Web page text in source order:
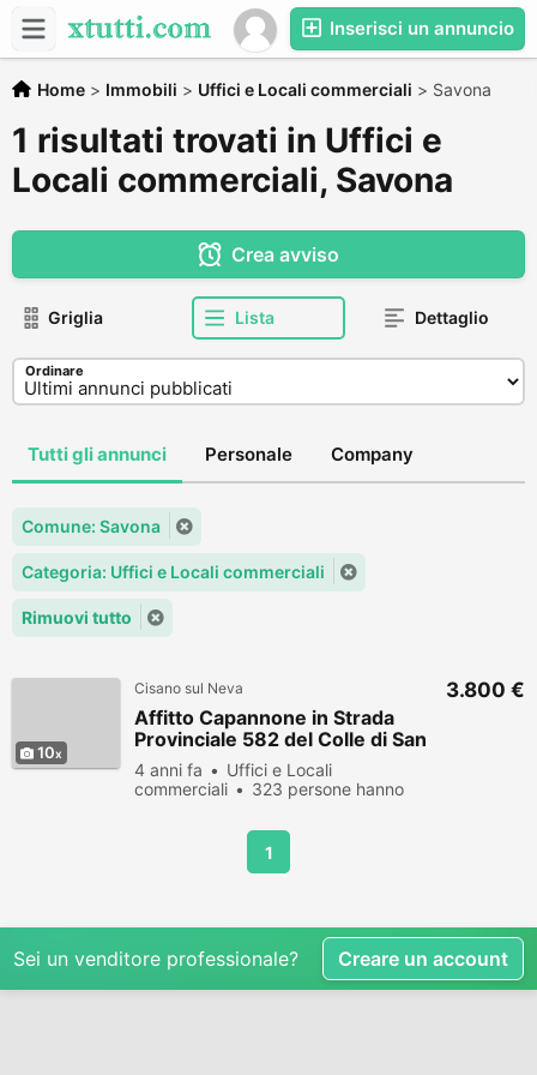
Inserisci un annuncio
Home > Immobili > Uffici e Locali commerciali > Savona
1 risultati trovati in Uffici e
Locali commerciali, Savona
Crea avviso
Griglia Lista Dettaglio
Ordinare
Tutti gli annunci Personale Company
Comune: Savona
Categoria: Uffici e Locali commerciali
Rimuovi tutto
10
Cisano sul Neva
Affitto Capannone in Strada
Provinciale 582 del Colle di San
Bernardo
4 anni fa
Uffici e Locali
commerciali
323 persone hanno
3.800 €
1
Sei un venditore professionale? Creare un account